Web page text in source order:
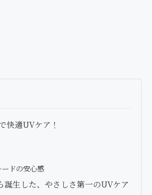
快適UVケア！
ドの安心感
生した、やさしさ第一のUVケア